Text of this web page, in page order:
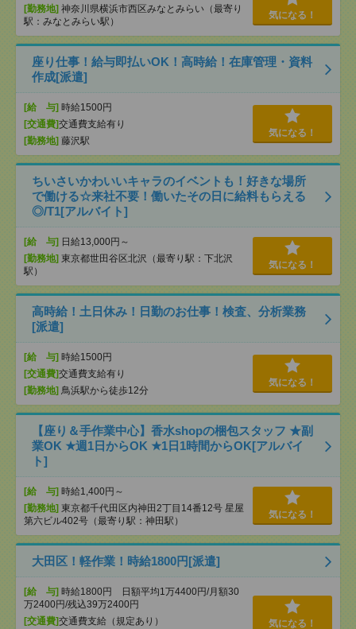
[勤務地] 神奈川県横浜市西区みなとみらい（最寄り
駅：みなとみらい駅）
気になる！
座り仕事！給与即払いOK！高時給！在庫管理・資料
作成[派遣]
[給 与] 時給1500円
[交通費]交通費支給有り
[勤務地] 藤沢駅
気になる！
ちいさいかわいいキャラのイベントも！好きな場所
で働ける☆来社不要！働いたその日に給料もらえる
◎/T1[アルバイト]
[給 与] 日給13,000円～
[勤務地] 東京都世田谷区北沢（最寄り駅：下北沢
駅）
気になる！
高時給！土日休み！日勤のお仕事！検査、分析業務
[派遣]
[給 与] 時給1500円
[交通費]交通費支給有り
[勤務地] 鳥浜駅から徒歩12分
気になる！
【座り＆手作業中心】香水shopの梱包スタッフ ★副
業OK ★週1日からOK ★1日1時間からOK[アルバイ
ト]
[給 与] 時給1,400円～
[勤務地] 東京都千代田区内神田2丁目14番12号 星屋
第六ビル402号（最寄り駅：神田駅）
気になる！
大田区！軽作業！時給1800円[派遣]
[給 与] 時給1800円 日額平均1万4400円/月額30
万2400円/残込39万2400円
[交通費]交通費支給（規定あり）
気になる！